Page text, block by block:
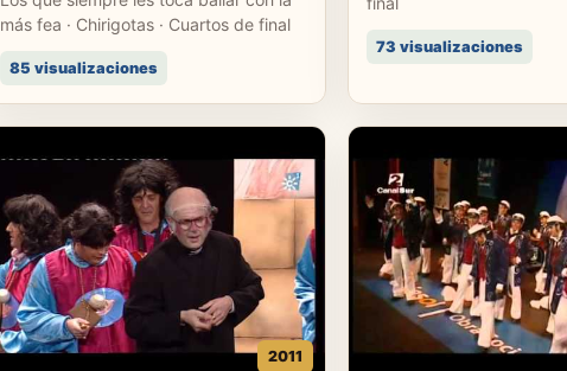
más fea · Chirigotas · Cuartos de final
85 visualizaciones
73 visualizaciones
2011